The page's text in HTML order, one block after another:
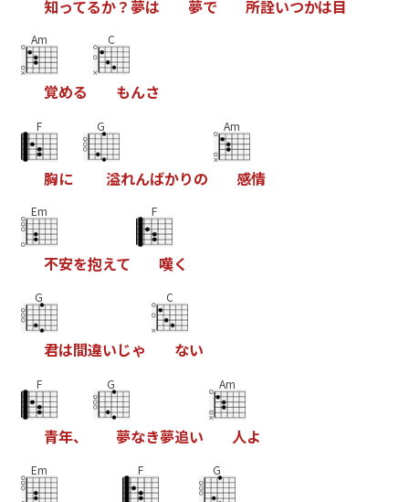
知ってるか？ 夢は 夢で 所詮いつかは目
Am
覚める
C
もんさ
F
胸に
G
溢れんばかりの
Am
感情
Em
不安を抱えて
F
嘆く
G
君は間違いじゃ
C
ない
F
青年、
G
夢なき夢追い
Am
人よ
Em F G